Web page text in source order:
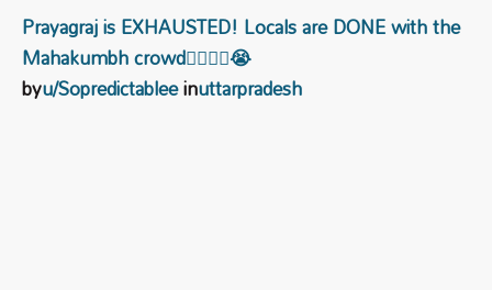
Prayagraj is EXHAUSTED! Locals are DONE with the
Mahakumbh crowd😮‍💨🙏🏻😭
byu/Sopredictableeinuttarpradesh